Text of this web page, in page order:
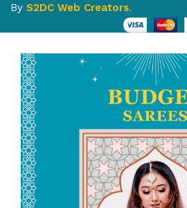
By S2DC Web Creators.